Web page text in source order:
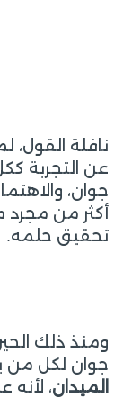
نافلة القول،
عن التجربة
جوان،
أكثر من مجرد
تحقيق حلمه.
ومنذ ذلك
جوان لكل من
الميدان،